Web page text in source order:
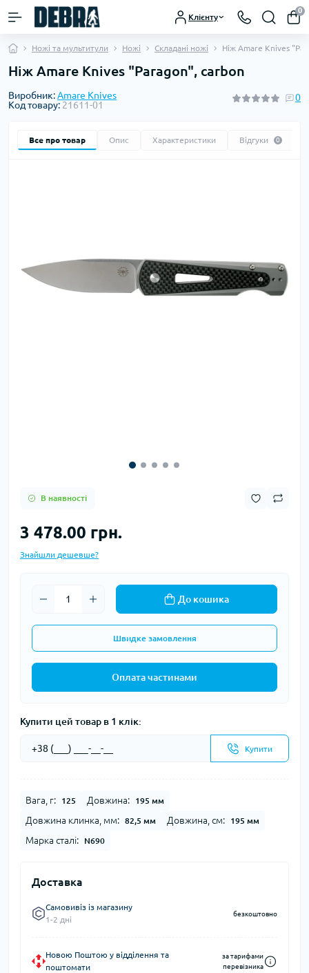
Клієнту
0
Ножі та мультитули Ножі Складані ножі Ніж Amare Knives
Ніж Amare Knives "Paragon", carbon
Виробник:Amare Knives
Код товару: 21611-01
0
Все про товар Опис Характеристики Відгуки 0
В наявності
3 478.00 грн.
Знайшли дешевше?
До кошика
Швидке замовлення
Оплата частинами
Купити цей товар в 1 клік:
Купити
Вага, г: 125 Довжина: 195 мм
Довжина клинка, мм: 82,5 мм Довжина, см: 195 мм
Марка сталі: N690
Доставка
Самовивіз із магазину
1-2 дні
безкоштовно
Новою Поштою у відділення та
поштомати
за тарифами
перевізника